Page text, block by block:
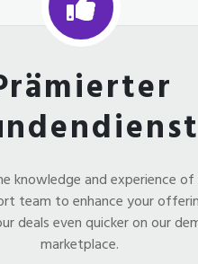
knowledge and experience
team to enhance your
deals even quicker on our
marketplace.